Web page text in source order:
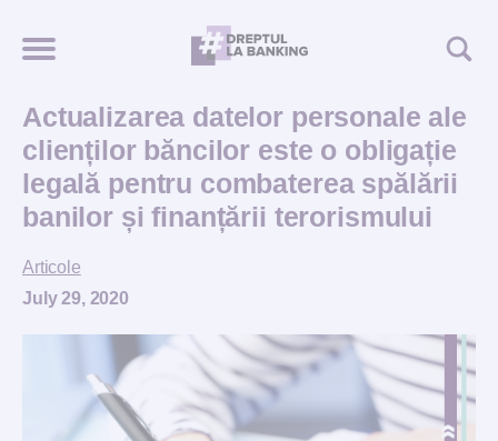
Actualizarea datelor personale ale
clienților băncilor este o obligație
legală pentru combaterea spălării
banilor și finanțării terorismului
Articole
July 29, 2020